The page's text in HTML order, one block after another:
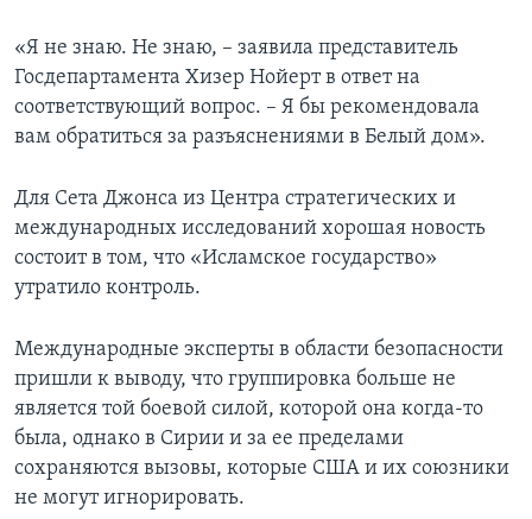
«Я не знаю. Не знаю, – заявила представитель
Госдепартамента Хизер Нойерт в ответ на
соответствующий вопрос. – Я бы рекомендовала
вам обратиться за разъяснениями в Белый дом».
Для Сета Джонса из Центра стратегических и
международных исследований хорошая новость
состоит в том, что «Исламское государство»
утратило контроль.
Международные эксперты в области безопасности
пришли к выводу, что группировка больше не
является той боевой силой, которой она когда-то
была, однако в Сирии и за ее пределами
сохраняются вызовы, которые США и их союзники
не могут игнорировать.